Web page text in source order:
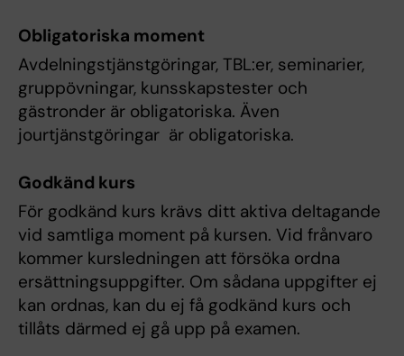
Obligatoriska moment
Avdelningstjänstgöringar, TBL:er, seminarier,
gruppövningar, kunsskapstester och
gästronder är obligatoriska. Även
jourtjänstgöringar är obligatoriska.
Godkänd kurs
För godkänd kurs krävs ditt aktiva deltagande
vid samtliga moment på kursen. Vid frånvaro
kommer kursledningen att försöka ordna
ersättningsuppgifter. Om sådana uppgifter ej
kan ordnas, kan du ej få godkänd kurs och
tillåts därmed ej gå upp på examen.